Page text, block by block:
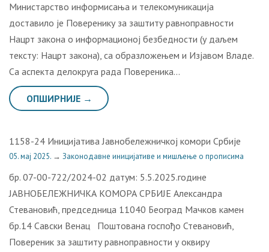
Министарство информисања и телекомуникација
доставило је Поверенику за заштиту равноправности
Нацрт закона о информационој безбедности (у даљем
тексту: Нацрт закона), са образложењем и Изјавом Владе.
Са аспекта делокруга рада Повереника…
ОПШИРНИЈЕ →
1158-24 Иницијатива Јавнобележничкој комори Србије
05. мај 2025. → Законодавне иницијативе и мишљење о прописима
бр. 07-00-722/2024-02 датум: 5.5.2025.године
ЈАВНОБЕЛЕЖНИЧКА КОМОРА СРБИЈЕ Александра
Стевановић, председница 11040 Београд Мачков камен
бр.14 Савски Венац Поштована госпођо Стевановић,
Повереник за заштиту равноправности у оквиру